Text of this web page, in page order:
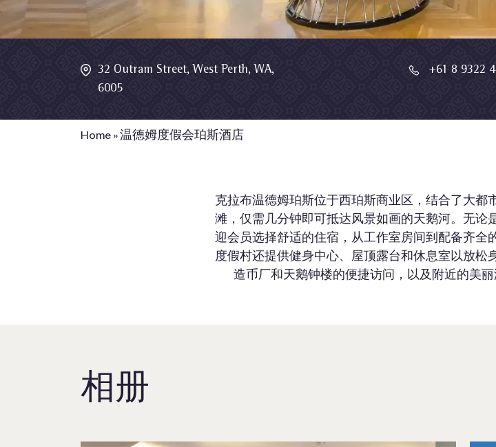
32 Outram Street, West Perth, WA,
6005
+61 8 9322
Home »温德姆度假会珀斯酒店
克拉布温德姆珀斯位于西珀斯商业区，结合了大都
滩，仅需几分钟即可抵达风景如画的天鹅河。无论
迎会员选择舒适的住宿，从工作室房间到配备齐全
度假村还提供健身中心、屋顶露台和休息室以放松
造币厂和天鹅钟楼的便捷访问，以及附近的美
相册